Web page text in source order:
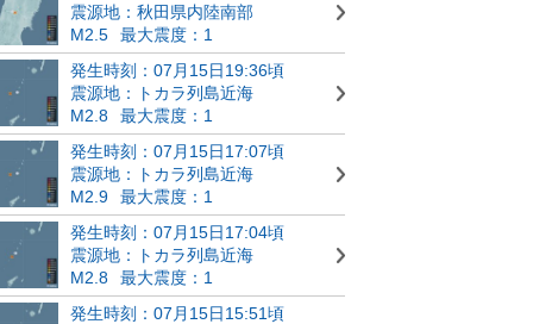
震源地：秋田県内陸南部
M2.5
最大震度：1
発生時刻：07月15日19:36頃
震源地：トカラ列島近海
M2.8
最大震度：1
発生時刻：07月15日17:07頃
震源地：トカラ列島近海
M2.9
最大震度：1
発生時刻：07月15日17:04頃
震源地：トカラ列島近海
M2.8
最大震度：1
発生時刻：07月15日15:51頃